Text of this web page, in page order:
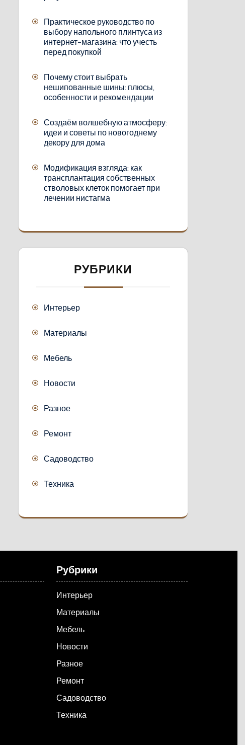
Практическое руководство по
выбору напольного плинтуса из
интернет-магазина: что учесть
перед покупкой
Почему стоит выбрать
нешипованные шины: плюсы,
особенности и рекомендации
Создаём волшебную атмосферу:
идеи и советы по новогоднему
декору для дома
Модификация взгляда: как
трансплантация собственных
стволовых клеток помогает при
лечении нистагма
РУБРИКИ
Интерьер
Материалы
Мебель
Новости
Разное
Ремонт
Садоводство
Техника
Рубрики
Интерьер
Материалы
Мебель
Новости
Разное
Ремонт
Садоводство
Техника